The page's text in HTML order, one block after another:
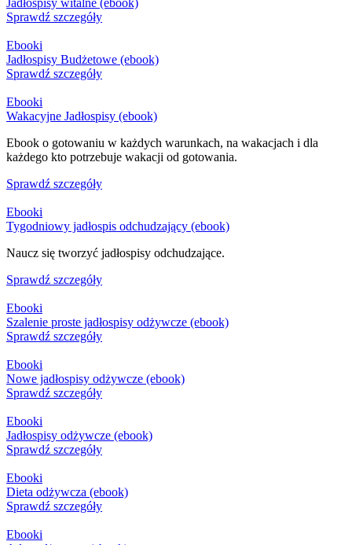
Sprawdź szczegóły
Ebooki
Jadłospisy Budżetowe (ebook)
Sprawdź szczegóły
Ebooki
Wakacyjne Jadłospisy (ebook)
Ebook o gotowaniu w każdych warunkach, na wakacjach i dla
każdego kto potrzebuje wakacji od gotowania.
Sprawdź szczegóły
Ebooki
Tygodniowy jadłospis odchudzający (ebook)
Naucz się tworzyć jadłospisy odchudzające.
Sprawdź szczegóły
Ebooki
Szalenie proste jadłospisy odżywcze (ebook)
Sprawdź szczegóły
Ebooki
Nowe jadłospisy odżywcze (ebook)
Sprawdź szczegóły
Ebooki
Jadłospisy odżywcze (ebook)
Sprawdź szczegóły
Ebooki
Dieta odżywcza (ebook)
Sprawdź szczegóły
Ebooki